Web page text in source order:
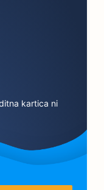
kartica ni